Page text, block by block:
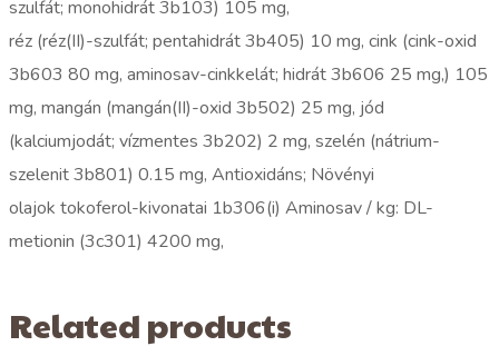
szulfát; monohidrát 3b103) 105 mg,
réz (réz(II)-szulfát; pentahidrát 3b405) 10 mg, cink (cink-oxid
3b603 80 mg, aminosav-cinkkelát; hidrát 3b606 25 mg,) 105
mg, mangán (mangán(II)-oxid 3b502) 25 mg, jód
(kalciumjodát; vízmentes 3b202) 2 mg, szelén (nátrium-
szelenit 3b801) 0.15 mg, Antioxidáns; Növényi
olajok tokoferol-kivonatai 1b306(i) Aminosav / kg: DL-
metionin (3c301) 4200 mg,
Related products